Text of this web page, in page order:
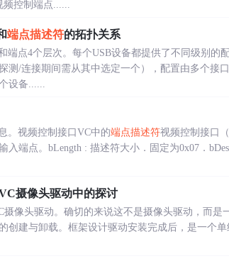
频控制端点......
端点描述符的拓扑关系
端点4个层次。每个USB设备都提供了不同级别的
测/连接期间需从其中选定一个），配置由多个接
设备......
。视频控制接口VC中的端点描述符视频控制接口
端点。bLength : 描述符大小．固定为0x07．
摄像头驱动中的探讨
摄像头驱动。确切的来说这不是摄像头驱动，而是
创建与卸载。框架设计驱动安装完成后，是一个